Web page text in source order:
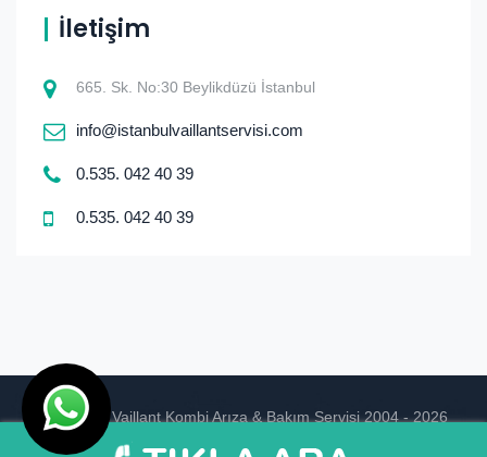
İletişim
665. Sk. No:30 Beylikdüzü İstanbul
info@istanbulvaillantservisi.com
0.535. 042 40 39
0.535. 042 40 39
© istanbul Vaillant Kombi Arıza & Bakım Servisi 2004 - 2026
Tasarım Ankara Hosting